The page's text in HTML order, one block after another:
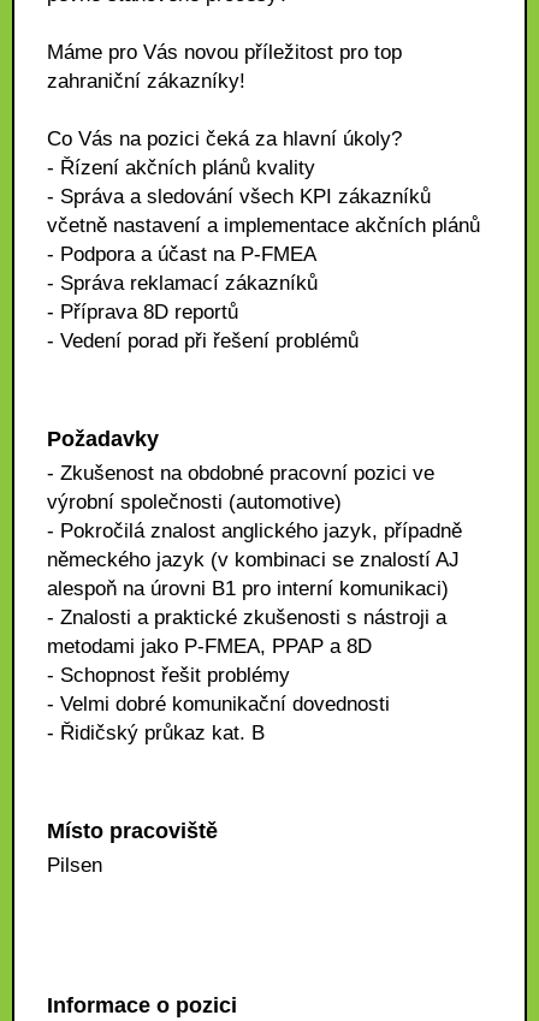
Máme pro Vás novou příležitost pro top
zahraniční zákazníky!
Co Vás na pozici čeká za hlavní úkoly?
- Řízení akčních plánů kvality
- Správa a sledování všech KPI zákazníků
včetně nastavení a implementace akčních plánů
- Podpora a účast na P-FMEA
- Správa reklamací zákazníků
- Příprava 8D reportů
- Vedení porad při řešení problémů
Požadavky
- Zkušenost na obdobné pracovní pozici ve
výrobní společnosti (automotive)
- Pokročilá znalost anglického jazyk, případně
německého jazyk (v kombinaci se znalostí AJ
alespoň na úrovni B1 pro interní komunikaci)
- Znalosti a praktické zkušenosti s nástroji a
metodami jako P-FMEA, PPAP a 8D
- Schopnost řešit problémy
- Velmi dobré komunikační dovednosti
- Řidičský průkaz kat. B
Místo pracoviště
Pilsen
Informace o pozici